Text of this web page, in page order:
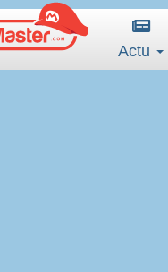
Actu